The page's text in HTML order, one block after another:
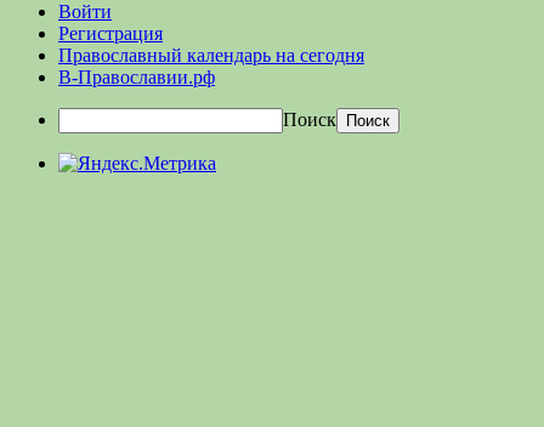
Войти
Регистрация
Православный календарь на сегодня
В-Православии.рф
Поиск